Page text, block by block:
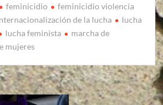
feminicidio
feminicidio violencia
de la lucha
lucha
lucha feminista
marcha de
mujeres